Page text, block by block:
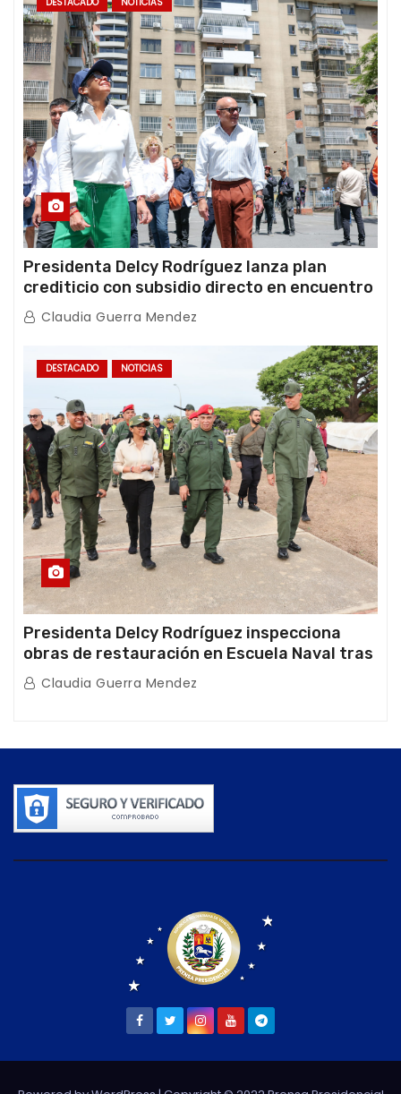
Presidenta Delcy Rodríguez lanza plan
crediticio con subsidio directo en encuentro
con Juntas de Condominio
Claudia Guerra Mendez
DESTACADO NOTICIAS
Presidenta Delcy Rodríguez inspecciona
obras de restauración en Escuela Naval tras
afectaciones sísmicas en La Guaira
Claudia Guerra Mendez